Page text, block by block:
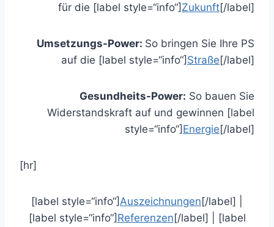
für die [label style=“info“] Zukunft[/label]
Umsetzungs-Power: So bringen Sie Ihre PS
auf die [label style=“info“] Straße[/label]
Gesundheits-Power: So bauen Sie
Widerstandskraft auf und gewinnen [label
style=“info“] Energie[/label]
[hr]
[label style=“info“] Auszeichnungen[/label] |
[label style=“info“] Referenzen[/label] | [label